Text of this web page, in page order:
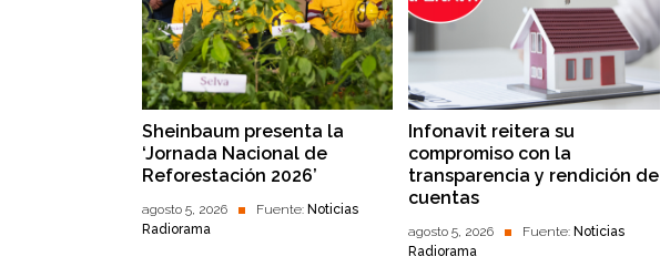
Sheinbaum presenta la
‘Jornada Nacional de
Reforestación 2026’
agosto 5, 2026 Fuente: Noticias
Radiorama
Infonavit reitera su
compromiso con la
transparencia y rendición de
cuentas
agosto 5, 2026 Fuente:Noticias
Radiorama